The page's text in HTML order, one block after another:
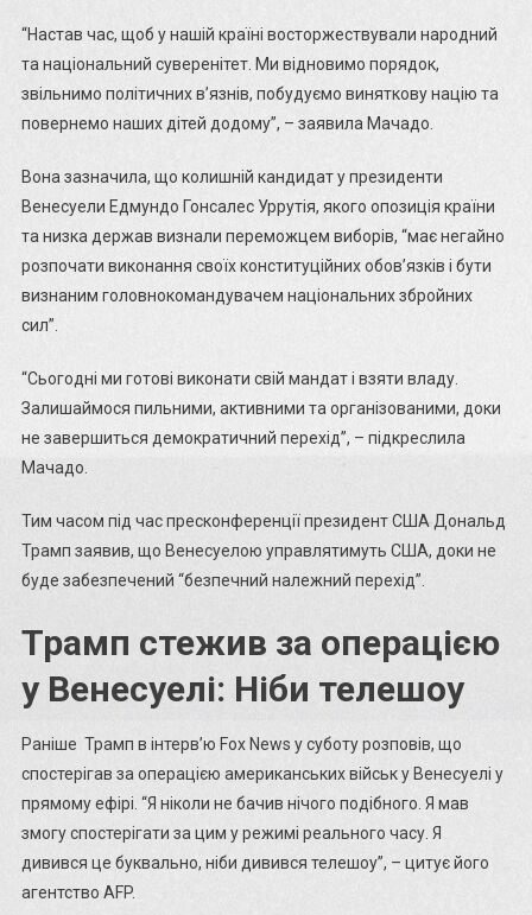
“Настав час, щоб у нашій країні восторжествували народний
та національний суверенітет. Ми відновимо порядок,
звільнимо політичних в’язнів, побудуємо виняткову націю та
повернемо наших дітей додому”, – заявила Мачадо.
Вона зазначила, що колишній кандидат у президенти
Венесуели Едмундо Гонсалес Уррутія, якого опозиція країни
та низка держав визнали переможцем виборів, “має негайно
розпочати виконання своїх конституційних обов’язків і бути
визнаним головнокомандувачем національних збройних
сил”.
“Сьогодні ми готові виконати свій мандат і взяти владу.
Залишаймося пильними, активними та організованими, доки
не завершиться демократичний перехід”, – підкреслила
Мачадо.
Тим часом під час пресконференції президент США Дональд
Трамп заявив, що Венесуелою управлятимуть США, доки не
буде забезпечений “безпечний належний перехід”.
Трамп стежив за операцією
у Венесуелі: Ніби телешоу
Раніше Трамп в інтерв’ю Fox News у суботу розповів, що
спостерігав за операцією американських військ у Венесуелі у
прямому ефірі. “Я ніколи не бачив нічого подібного. Я мав
змогу спостерігати за цим у режимі реального часу. Я
дивився це буквально, ніби дивився телешоу”, – цитує його
агентство AFP.